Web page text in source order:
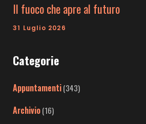
Il fuoco che apre al futuro
31 Luglio 2026
Categorie
Appuntamenti(343)
Archivio(16)